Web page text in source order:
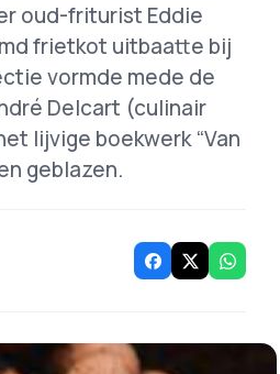
oud-friturist Eddie
frietkot uitbaatte bij
vormde mede de
Delcart (culinair
lijvige boekwerk “Van
geblazen.